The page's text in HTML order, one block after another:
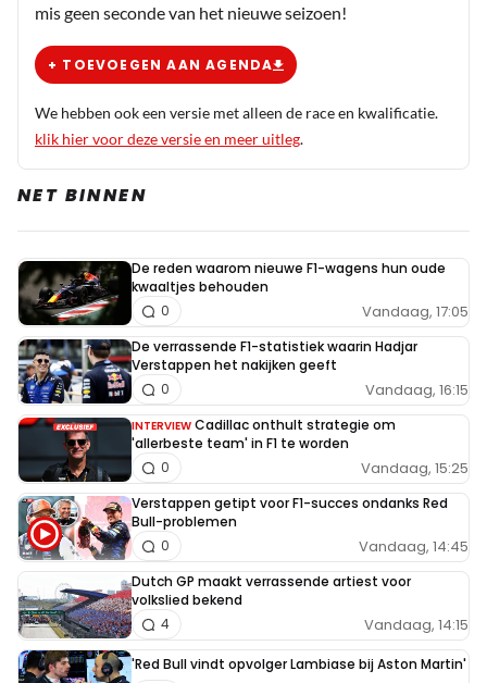
mis geen seconde van het nieuwe seizoen!
+ TOEVOEGEN AAN AGENDA
We hebben ook een versie met alleen de race en kwalificatie.
klik hier voor deze versie en meer uitleg.
NET BINNEN
De reden waarom nieuwe F1-wagens hun oude
kwaaltjes behouden
Vandaag, 17:05
0
De verrassende F1-statistiek waarin Hadjar
Verstappen het nakijken geeft
Vandaag, 16:15
0
INTERVIEW Cadillac onthult strategie om
'allerbeste team' in F1 te worden
Vandaag, 15:25
0
Verstappen getipt voor F1-succes ondanks Red
Bull-problemen
Vandaag, 14:45
0
Dutch GP maakt verrassende artiest voor
volkslied bekend
Vandaag, 14:15
4
'Red Bull vindt opvolger Lambiase bij Aston Martin'